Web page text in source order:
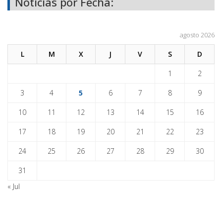
agosto 2026
L M X J V S D
1 2
3 4 5 6 7 8 9
10 11 12 13 14 15 16
17 18 19 20 21 22 23
24 25 26 27 28 29 30
31
« Jul